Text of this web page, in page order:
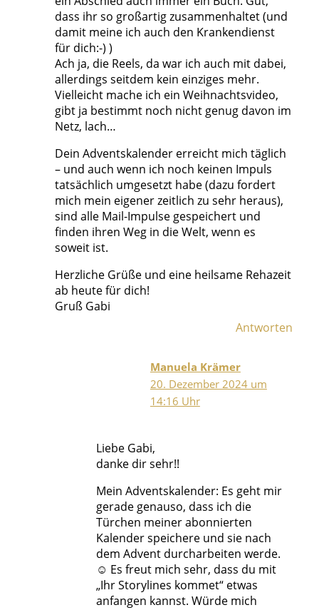
dass ihr so großartig zusammenhaltet (und
damit meine ich auch den Krankendienst
für dich:-) )
Ach ja, die Reels, da war ich auch mit dabei,
allerdings seitdem kein einziges mehr.
Vielleicht mache ich ein Weihnachtsvideo,
gibt ja bestimmt noch nicht genug davon im
Netz, lach…
Dein Adventskalender erreicht mich täglich
– und auch wenn ich noch keinen Impuls
tatsächlich umgesetzt habe (dazu fordert
mich mein eigener zeitlich zu sehr heraus),
sind alle Mail-Impulse gespeichert und
finden ihren Weg in die Welt, wenn es
soweit ist.
Herzliche Grüße und eine heilsame Rehazeit
ab heute für dich!
Gruß Gabi
Antworten
Manuela Krämer
20. Dezember 2024 um
14:16 Uhr
Liebe Gabi,
danke dir sehr!!
Mein Adventskalender: Es geht mir
gerade genauso, dass ich die
Türchen meiner abonnierten
Kalender speichere und sie nach
dem Advent durcharbeiten werde.
☺️ Es freut mich sehr, dass du mit
„Ihr Storylines kommet“ etwas
anfangen kannst. Würde mich